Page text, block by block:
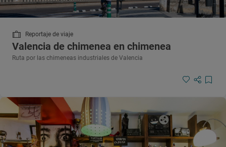
Reportaje de viaje
Valencia de chimenea en chimenea
Ruta por las chimeneas industriales de Valencia